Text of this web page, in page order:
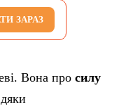
ЗАРАЗ
Вона про силу